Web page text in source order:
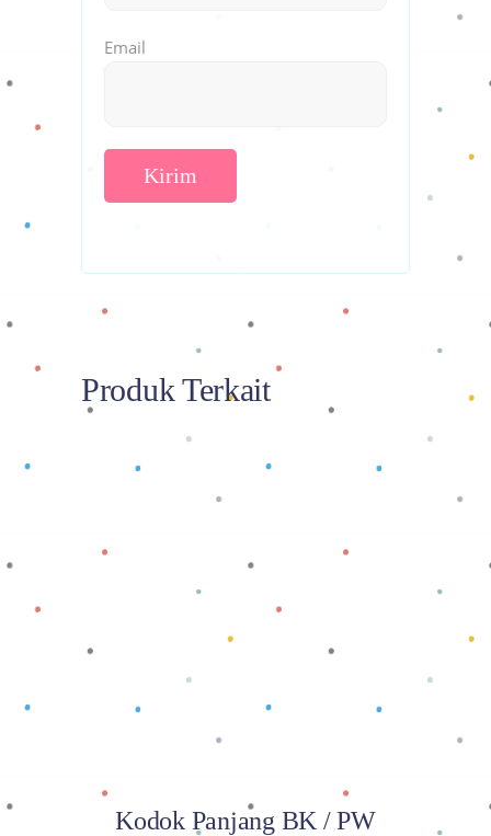
Email
Produk Terkait
Baca selengkapnya
Kodok Panjang BK / PW